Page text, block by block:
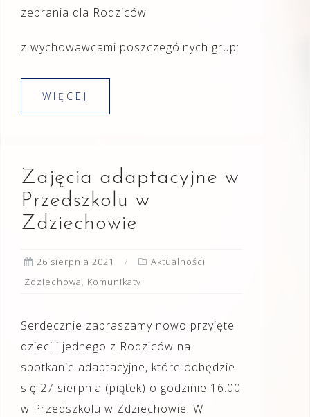
zebrania dla Rodziców
z wychowawcami poszczególnych grup:
WIĘCEJ
Zajęcia adaptacyjne w
Przedszkolu w
Zdziechowie
26 sierpnia 2021
Aktualności
Zdziechowa, Komunikaty
Serdecznie zapraszamy nowo przyjęte
dzieci i jednego z Rodziców na
spotkanie adaptacyjne, które odbędzie
się 27 sierpnia (piątek) o godzinie 16.00
w Przedszkolu w Zdziechowie. W